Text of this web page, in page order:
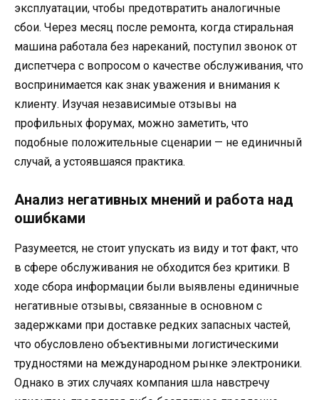
эксплуатации, чтобы предотвратить аналогичные
сбои. Через месяц после ремонта, когда стиральная
машина работала без нареканий, поступил звонок от
диспетчера с вопросом о качестве обслуживания, что
воспринимается как знак уважения и внимания к
клиенту. Изучая независимые отзывы на
профильных форумах, можно заметить, что
подобные положительные сценарии — не единичный
случай, а устоявшаяся практика.
Анализ негативных мнений и работа над
ошибками
Разумеется, не стоит упускать из виду и тот факт, что
в сфере обслуживания не обходится без критики. В
ходе сбора информации были выявлены единичные
негативные отзывы, связанные в основном с
задержками при доставке редких запасных частей,
что обусловлено объективными логистическими
трудностями на международном рынке электроники.
Однако в этих случаях компания шла навстречу